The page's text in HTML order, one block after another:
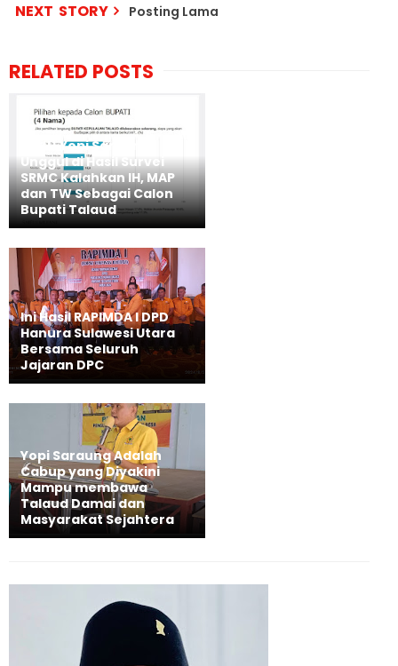
NEXT STORY Posting Lama
RELATED POSTS
SAH!! Yopi Saraung
Unggul di Hasil Survei
SRMC Kalahkan IH, MAP
dan TW Sebagai Calon
Bupati Talaud
Ini Hasil RAPIMDA I DPD
Hanura Sulawesi Utara
Bersama Seluruh
Jajaran DPC
Yopi Saraung Adalah
Cabup yang Diyakini
Mampu membawa
Talaud Damai dan
Masyarakat Sejahtera